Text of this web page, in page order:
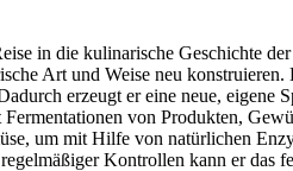
in die kulinarische Geschichte
Art und Weise neu
erzeugt er eine neue, eigene
von Produkten,
um mit Hilfe von natürlichen
Kontrollen kann er